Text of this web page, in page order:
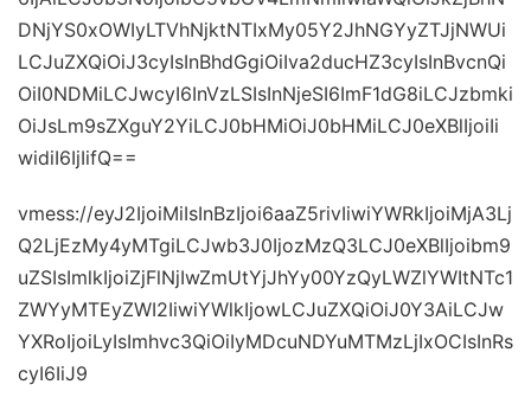
DNjYS0xOWIyLTVhNjktNTIxMy05Y2JhNGYyZTJjNWUi
LCJuZXQiOiJ3cyIsInBhdGgiOiIva2ducHZ3cyIsInBvcnQi
OiI0NDMiLCJwcyI6InVzLSIsInNjeSI6ImF1dG8iLCJzbmki
OiJsLm9sZXguY2YiLCJ0bHMiOiJ0bHMiLCJ0eXBlIjoiIi
widiI6IjIifQ==
vmess://eyJ2IjoiMiIsInBzIjoi6aaZ5rivIiwiYWRkIjoiMjA3Lj
Q2LjEzMy4yMTgiLCJwb3J0IjozMzQ3LCJ0eXBlIjoibm9
uZSIsImlkIjoiZjFlNjIwZmUtYjJhYy00YzQyLWZlYWItNTc1
ZWYyMTEyZWI2IiwiYWlkIjowLCJuZXQiOiJ0Y3AiLCJw
YXRoIjoiLyIsImhvc3QiOiIyMDcuNDYuMTMzLjIxOCIsInRs
cyI6IiJ9